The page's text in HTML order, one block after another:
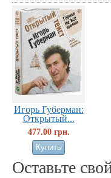
Игорь Губерман:
Открытый...
477.00 грн.
Оставьте